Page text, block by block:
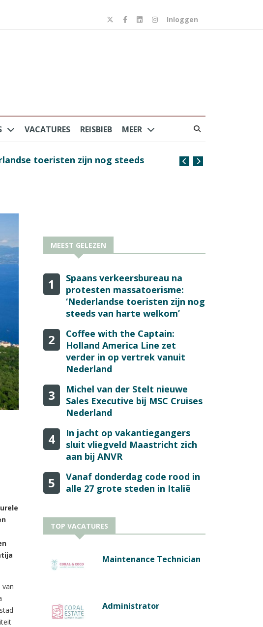
Inloggen
VACATURES REISBIEB MEER
toeristen zijn nog steeds
Coffee with the
van
MEEST GELEZEN
1
Spaans verkeersbureau na
protesten massatoerisme:
‘Nederlandse toeristen zijn nog
steeds van harte welkom’
2
Coffee with the Captain:
Holland America Line zet
verder in op vertrek vanuit
Nederland
3
Michel van der Stelt nieuwe
Sales Executive bij MSC Cruises
Nederland
4
In jacht op vakantiegangers
sluit vliegveld Maastricht zich
aan bij ANVR
5
Vanaf donderdag code rood in
alle 27 grote steden in Italië
TOP VACATURES
Maintenance Technician
Administrator